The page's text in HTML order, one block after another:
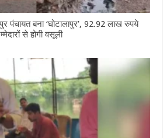
पंचायत बना ‘घोटालापुर’, 92.92 लाख रुपये
से होगी वसूली